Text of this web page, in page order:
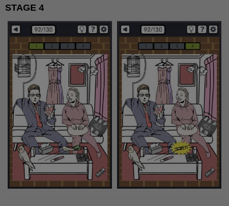
STAGE 4